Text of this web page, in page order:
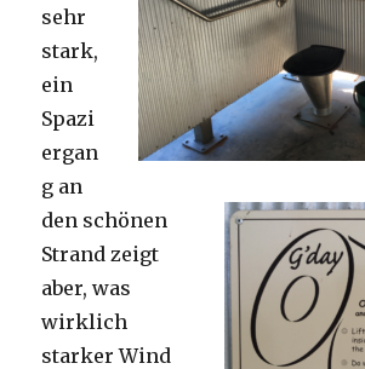
sehr
stark,
ein
Spazi
ergan
g an
den schönen
Strand zeigt
aber, was
wirklich
starker Wind